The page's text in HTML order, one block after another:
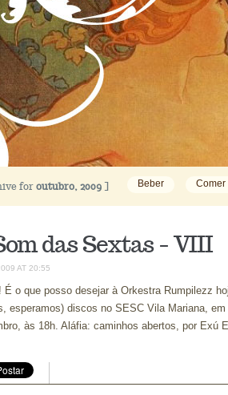
for outubro, 2009 ] Beber Comer
das Sextas – VIII
AT 20:55
É o que posso desejar à Orkestra Rumpilezz
esperamos) discos no SESC Vila Mariana,
às 18h. Aláfia: caminhos abertos, por Exú